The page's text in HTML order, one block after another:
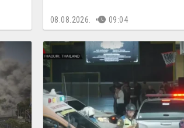
08.08.2026. 09:04